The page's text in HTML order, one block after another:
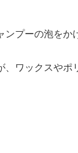
プーの泡をか
ワックスやポ